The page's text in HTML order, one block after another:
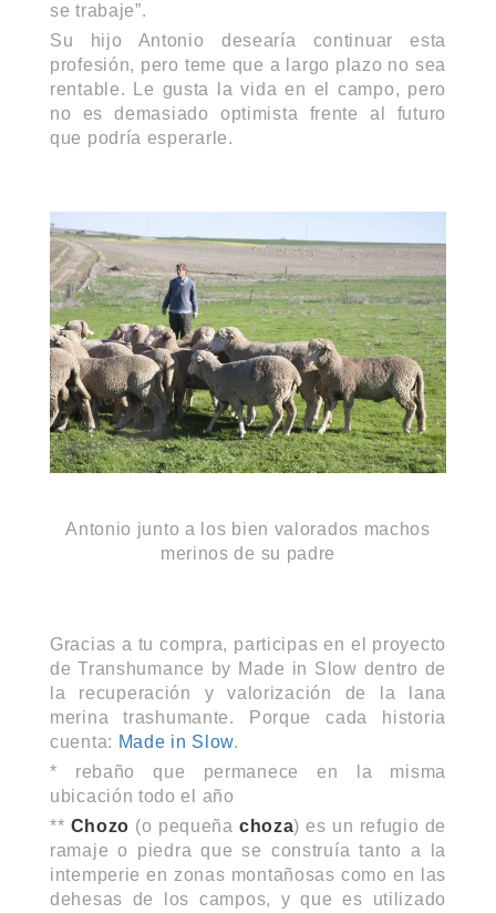
se trabaje”.
Su hijo Antonio desearía continuar esta
profesión, pero teme que a largo plazo no sea
rentable. Le gusta la vida en el campo, pero
no es demasiado optimista frente al futuro
que podría esperarle.
Antonio junto a los bien valorados machos
merinos de su padre
Gracias a tu compra, participas en el proyecto
de Transhumance by Made in Slow dentro de
la recuperación y valorización de la lana
merina trashumante. Porque cada historia
cuenta: Made in Slow.
* rebaño que permanece en la misma
ubicación todo el año
** Chozo (o pequeña choza) es un refugio de
ramaje o piedra que se construía tanto a la
intemperie en zonas montañosas como en las
dehesas de los campos, y que es utilizado